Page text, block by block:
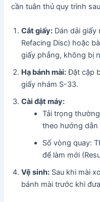
cần tuân thủ quy trình
Cắt giấy: Dán dải giấy
Refacing Disc) hoặc
giấy phẳng, không bị
Hạ bánh mài:Đặt cặp
giấy nhám S-33.
Cài đặt máy:
Tải trọng
theo hướng dẫn
Số vòng quay:
để làm mới
Vệ sinh: Sau khi mài
bánh mài trước khi